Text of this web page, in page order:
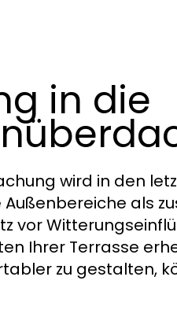
in die
wird in den
als
vor
Ihrer Terrasse
zu gestalten,